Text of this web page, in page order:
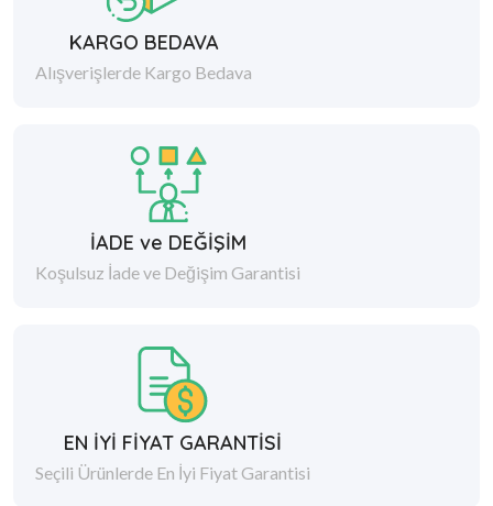
KARGO BEDAVA
Alışverişlerde Kargo Bedava
İADE ve DEĞİŞİM
Koşulsuz İade ve Değişim Garantisi
EN İYİ FİYAT GARANTİSİ
Seçili Ürünlerde En İyi Fiyat Garantisi